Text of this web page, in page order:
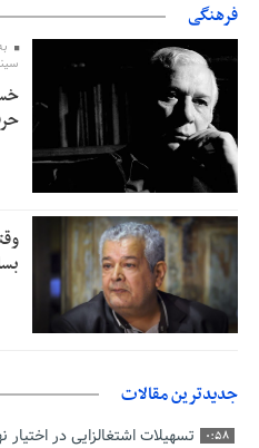
فرهنگی
جدیدترین مقالات
0:58
تسهیلات اشتغالزایی در